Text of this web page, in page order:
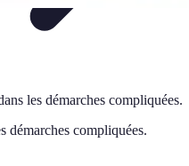
les démarches compliquées.
démarches compliquées.